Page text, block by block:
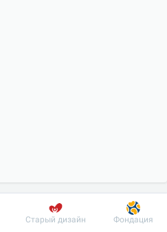
Пациенту
Старый дизайн Фондация